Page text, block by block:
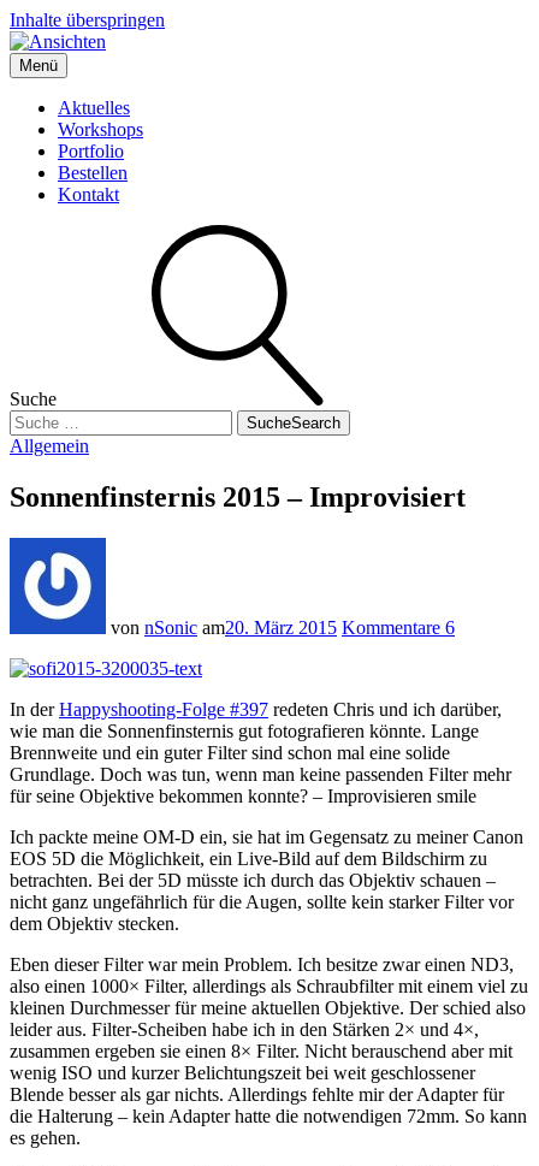
Inhalte überspringen
Ansichten
Boris' Fotografie-Blog
Menü
Aktuelles
Workshops
Portfolio
Bestellen
Kontakt
Suche
SucheSearch
Allgemein
Sonnenfinsternis 2015 – Improvisiert
von nSonic am20. März 2015 Kommentare 6
In derHappyshooting-Folge #397 redeten Chris und ich darüber,
wie man die Sonnenfinsternis gut fotografieren könnte. Lange
Brennweite und ein guter Filter sind schon mal eine solide
Grundlage. Doch was tun, wenn man keine passenden Filter mehr
für seine Objektive bekommen konnte? – Improvisieren smile
Ich packte meine OM-D ein, sie hat im Gegensatz zu meiner Canon
EOS 5D die Möglichkeit, ein Live-Bild auf dem Bildschirm zu
betrachten. Bei der 5D müsste ich durch das Objektiv schauen –
nicht ganz ungefährlich für die Augen, sollte kein starker Filter vor
dem Objektiv stecken.
Eben dieser Filter war mein Problem. Ich besitze zwar einen ND3,
also einen 1000× Filter, allerdings als Schraubfilter mit einem viel zu
kleinen Durchmesser für meine aktuellen Objektive. Der schied also
leider aus. Filter-Scheiben habe ich in den Stärken 2× und 4×,
zusammen ergeben sie einen 8× Filter. Nicht berauschend aber mit
wenig ISO und kurzer Belichtungszeit bei weit geschlossener
Blende besser als gar nichts. Allerdings fehlte mir der Adapter für
die Halterung – kein Adapter hatte die notwendigen 72mm. So kann
es gehen.